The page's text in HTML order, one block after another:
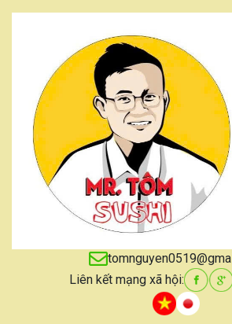
Liên kết mạng xã hội: